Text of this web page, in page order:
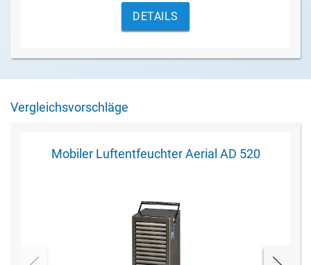
DETAILS
Vergleichsvorschläge
Mobiler Luftentfeuchter Aerial AD 520